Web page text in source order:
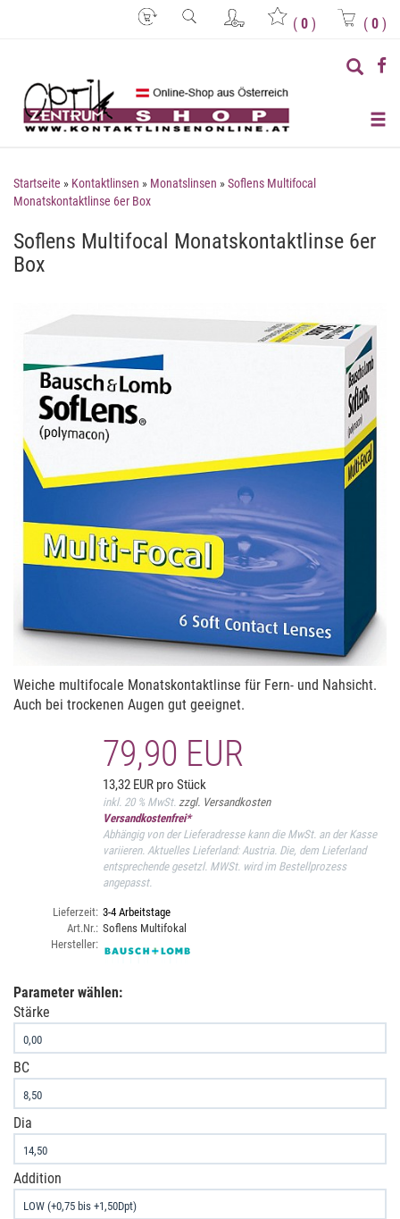
( 0 ) ( 0 )
Startseite » Kontaktlinsen » Monatslinsen »Soflens Multifocal
Monatskontaktlinse 6er Box
Soflens Multifocal Monatskontaktlinse 6er
Box
Weiche multifocale Monatskontaktlinse für Fern- und Nahsicht.
Auch bei trockenen Augen gut geeignet.
79,90 EUR
13,32 EUR pro Stück
inkl. 20 % MwSt. zzgl. Versandkosten
Versandkostenfrei*
Abhängig von der Lieferadresse kann die MwSt. an der Kasse
variieren. Aktuelles Lieferland: Austria. Die, dem Lieferland
entsprechende gesetzl. MWSt. wird im Bestellprozess
angepasst.
Lieferzeit: 3-4 Arbeitstage
Art.Nr.: Soflens Multifokal
Hersteller:
Parameter wählen:
Stärke
BC
Dia
Addition